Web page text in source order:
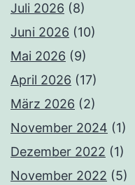
Juli 2026 (8)
Juni 2026 (10)
Mai 2026 (9)
April 2026 (17)
März 2026 (2)
November 2024 (1)
Dezember 2022 (1)
November 2022 (5)